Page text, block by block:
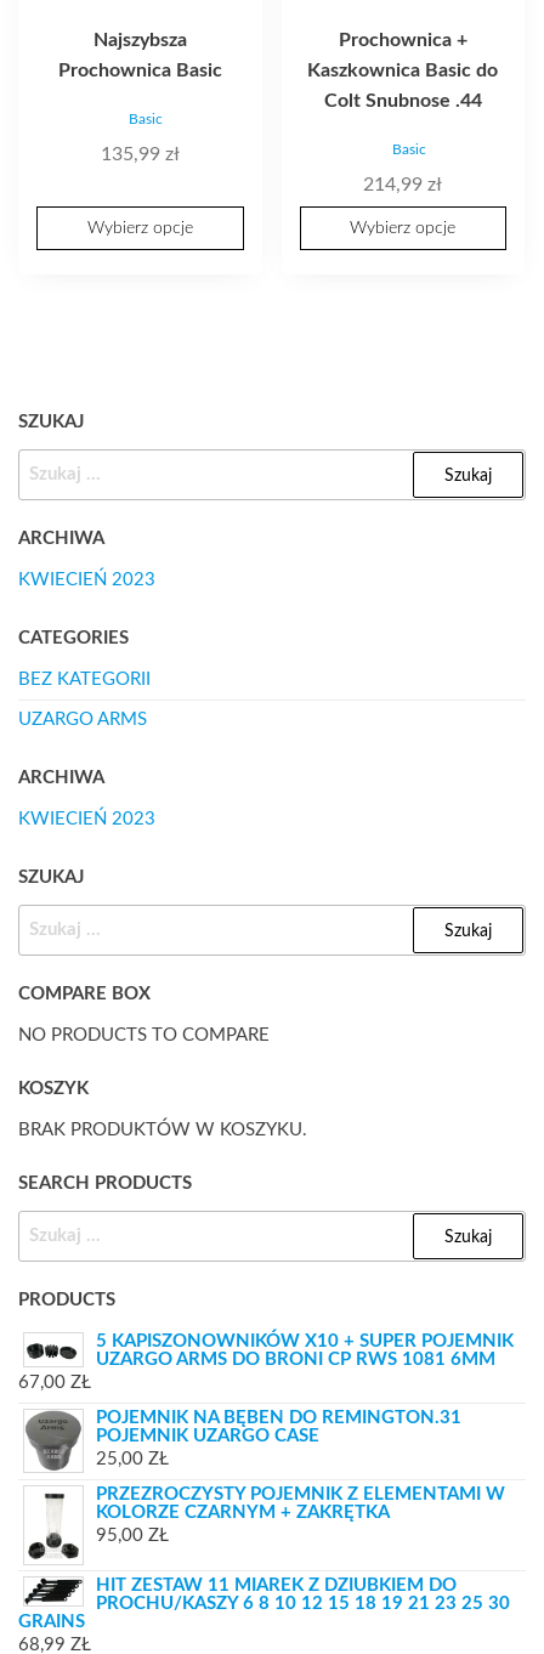
Najszybsza
Prochownica Basic
Basic
135,99 zł
Wybierz opcje
Prochownica +
Kaszkownica Basic do
Colt Snubnose .44
Basic
214,99zł
Wybierz opcje
SZUKAJ
SZUKAJ:
ARCHIWA
KWIECIEŃ 2023
CATEGORIES
BEZ KATEGORII
UZARGO ARMS
ARCHIWA
KWIECIEŃ 2023
SZUKAJ
SZUKAJ:
COMPARE BOX
NO PRODUCTS TO COMPARE
KOSZYK
BRAK PRODUKTÓW W KOSZYKU.
SEARCH PRODUCTS
SZUKAJ:
PRODUCTS
5 KAPISZONOWNIKÓW X10 + SUPER POJEMNIK
UZARGO ARMS DO BRONI CP RWS 1081 6MM
67,00 ZŁ
POJEMNIK NA BĘBEN DO REMINGTON.31
POJEMNIK UZARGO CASE
25,00 ZŁ
PRZEZROCZYSTY POJEMNIK Z ELEMENTAMI W
KOLORZE CZARNYM + ZAKRĘTKA
95,00 ZŁ
HIT ZESTAW 11 MIAREK Z DZIUBKIEM DO
PROCHU/KASZY 6 8 10 12 15 18 19 21 23 25 30
GRAINS
68,99 ZŁ